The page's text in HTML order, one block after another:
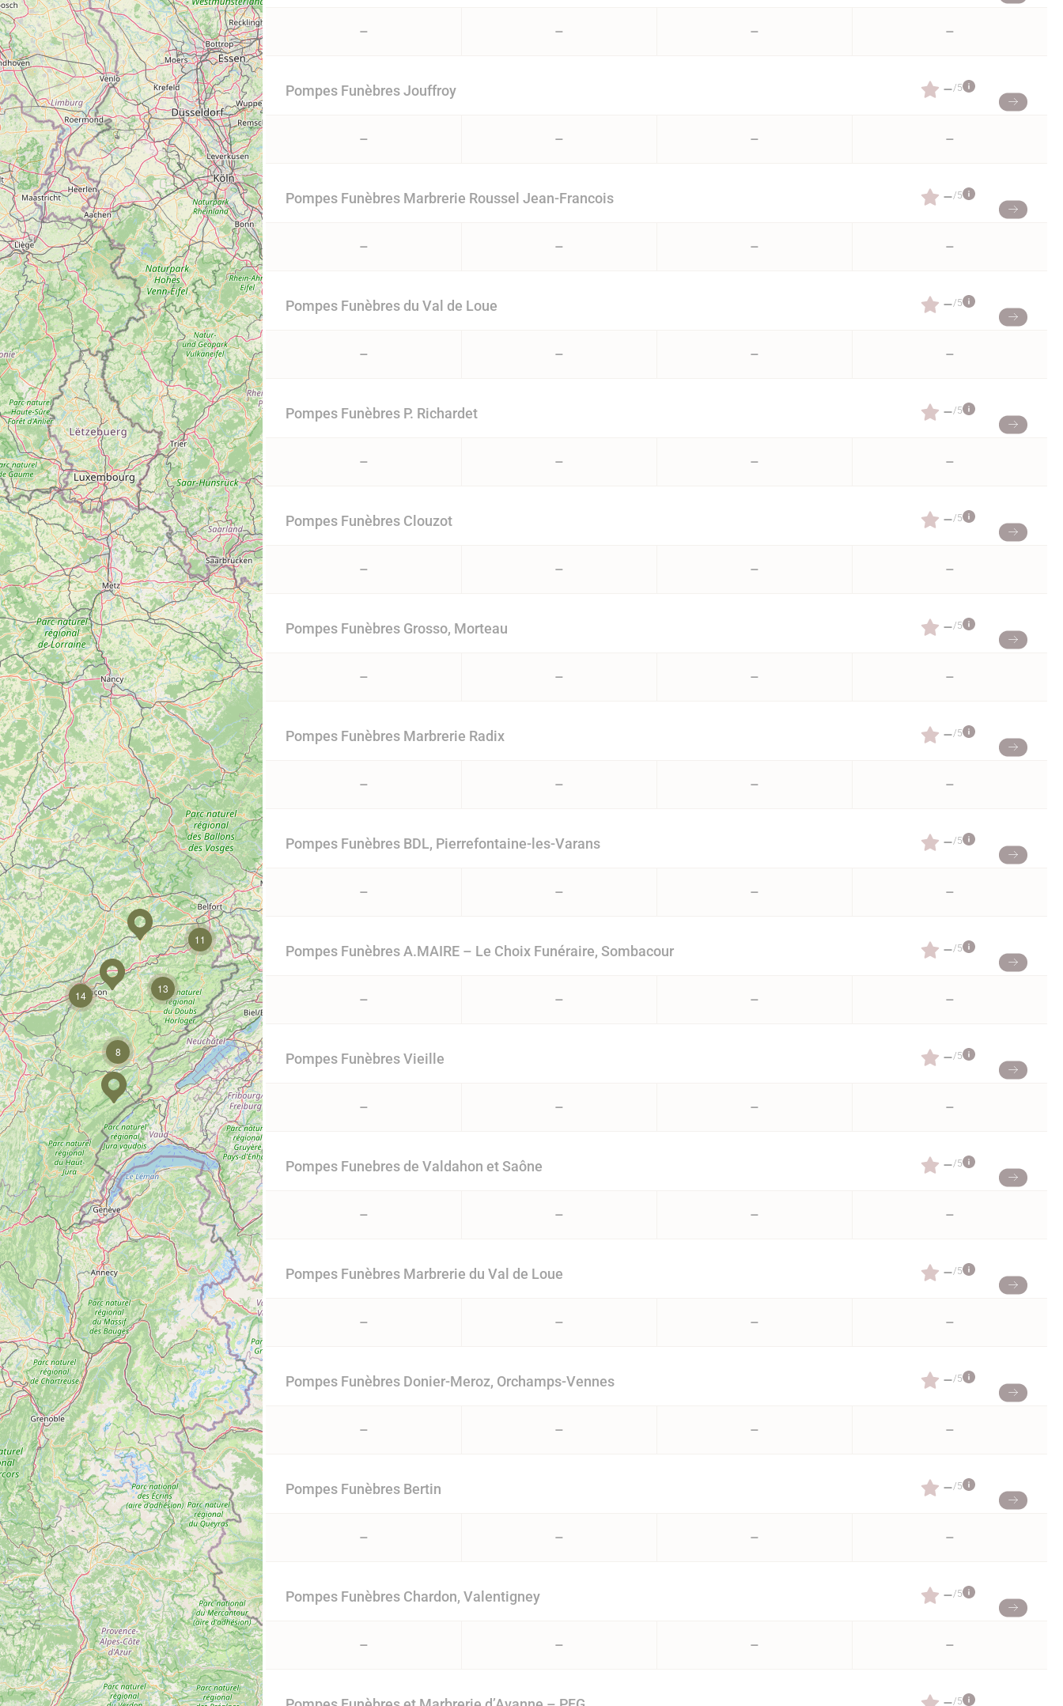
8
14
13
11
– – – –
Pompes Funèbres Jouffroy –/5
– – – –
Pompes Funèbres Marbrerie Roussel Jean-Francois –/5
– – – –
Pompes Funèbres du Val de Loue –/5
– – – –
Pompes Funèbres P. Richardet –/5
– – – –
Pompes Funèbres Clouzot –/5
– – – –
Pompes Funèbres Grosso, Morteau –/5
– – – –
Pompes Funèbres Marbrerie Radix –/5
– – – –
Pompes Funèbres BDL, Pierrefontaine-les-Varans –/5
– – – –
Pompes Funèbres A.MAIRE – Le Choix Funéraire, Sombacour –/5
– – – –
Pompes Funèbres Vieille –/5
– – – –
Pompes Funebres de Valdahon et Saône –/5
– – – –
Pompes Funèbres Marbrerie du Val de Loue –/5
– – – –
Pompes Funèbres Donier-Meroz, Orchamps-Vennes –/5
– – – –
Pompes Funèbres Bertin –/5
– – – –
Pompes Funèbres Chardon, Valentigney –/5
– – – –
/5